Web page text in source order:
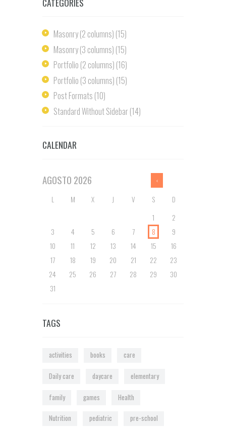
Masonry (2 columns) (15)
Masonry (3 columns) (15)
Portfolio (2 columns) (16)
Portfolio (3 columns) (15)
Post Formats (10)
Standard Without Sidebar(14)
CALENDAR
AGOSTO 2026
L M X J V S D
1
2
3
4 5 6 7 8
9
10
11 12 13 14 15
16
17
18 19 20 21 22
23
24
25 26 27 28 29
30
31
TAGS
activities books care
Daily care daycare elementary
family games Health
Nutrition pediatric pre-school